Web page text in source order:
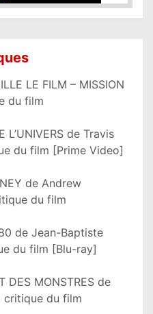
LE FILM – MISSION
du film
L’UNIVERS de Travis
du film [Prime Video]
de Andrew
du film
de Jean-Baptiste
du film [Blu-ray]
DES MONSTRES de
critique du film